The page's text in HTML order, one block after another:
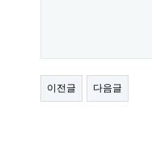
이전글 다음글